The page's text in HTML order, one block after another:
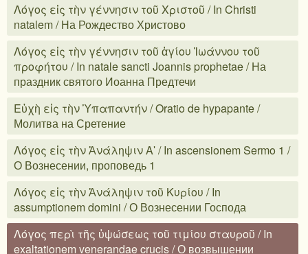
Λόγος εἰς τὴν γέννησιν τοῦ Χριστοῦ / In Christi
natalem / На Рождество Христово
Λόγος εἰς τὴν γέννησιν τοῦ ἁγίου Ἰωάννου τοῦ
προφήτου / In natale sancti Joannis prophetae / На
праздник святого Иоанна Предтечи
Εὐχὴ εἰς τὴν Ὑπαπαντήν / Oratio de hypapante /
Молитва на Сретение
Λόγος εἰς τὴν Ἀνάληψιν Αʹ / In ascensionem Sermo 1 /
О Вознесении, проповедь 1
Λόγος εἰς τὴν Ἀνάληψιν τοῦ Κυρίου / In
assumptionem domini / О Вознесении Господа
Λόγος περὶ τῆς ὑψώσεως τοῦ τιμίου σταυροῦ / In
exaltationem venerandae crucis / О возвышении